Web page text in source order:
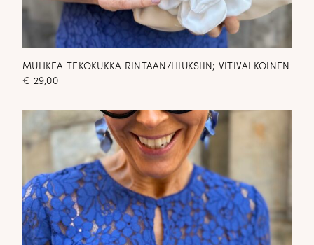
MUHKEA TEKOKUKKA RINTAAN/HIUKSIIN; VITIVALKOINEN
€ 29,00